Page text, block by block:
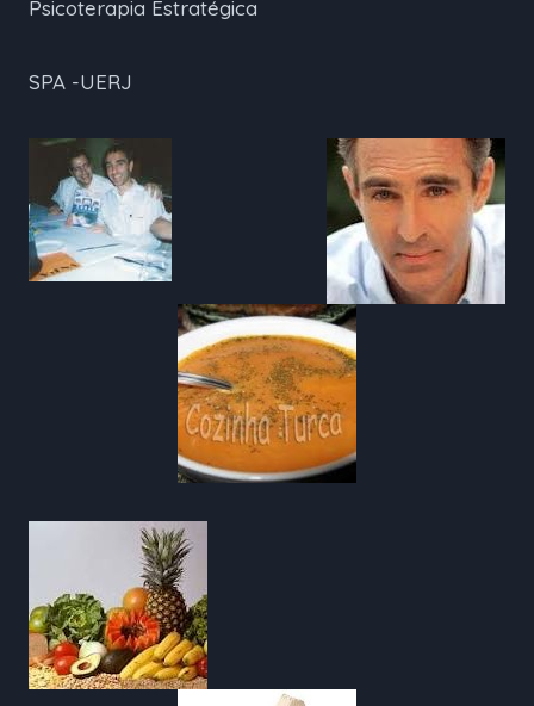
Psicoterapia Estratégica
SPA -UERJ